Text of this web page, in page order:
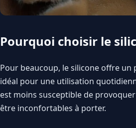
Pourquoi choisir le
Pour beaucoup, le silicone offre
idéal pour une utilisation
est moins susceptible de
être inconfortables à porter.